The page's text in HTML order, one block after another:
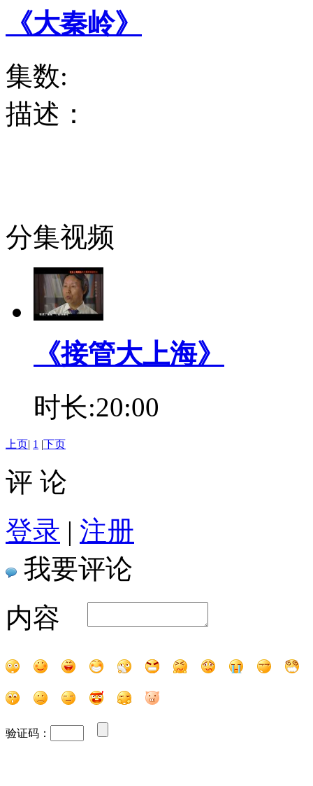
《大秦岭》
集数:
描述：
分集视频
《接管大上海》
时长:20:00
上页| 1 |下页
评 论
登录 | 注册
我要评论
内容
验证码：